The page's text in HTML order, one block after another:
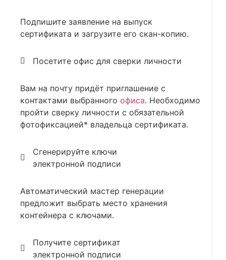
Подпишите заявление на выпуск
сертификата и загрузите его скан-копию.
Посетите офис для сверки личности
Вам на почту придёт приглашение с
контактами выбранного офиса. Необходимо
пройти сверку личности с обязательной
фотофиксацией* владельца сертификата.
Сгенерируйте ключи
электронной подписи
Автоматический мастер генерации
предложит выбрать место хранения
контейнера с ключами.
Получите сертификат
электронной подписи